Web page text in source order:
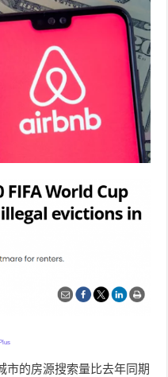
市的房源搜索量比去年同期